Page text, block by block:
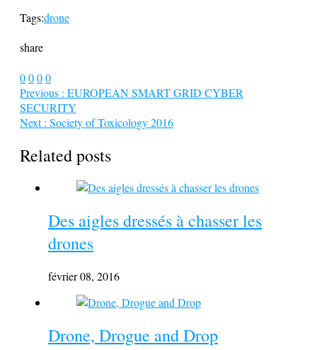
Tags:drone
share
0000
Previous : EUROPEAN SMART GRID CYBER
SECURITY
Next : Society of Toxicology 2016
Related posts
Des aigles dressés à chasser les
drones
février 08, 2016
Drone, Drogue and Drop